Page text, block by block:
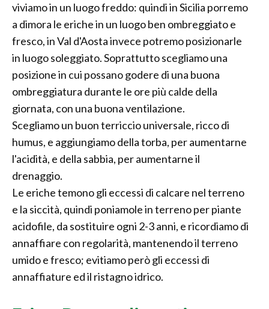
viviamo in un luogo freddo: quindi in Sicilia porremo
a dimora le eriche in un luogo ben ombreggiato e
fresco, in Val d'Aosta invece potremo posizionarle
in luogo soleggiato. Soprattutto scegliamo una
posizione in cui possano godere di una buona
ombreggiatura durante le ore più calde della
giornata, con una buona ventilazione.
Scegliamo un buon terriccio universale, ricco di
humus, e aggiungiamo della torba, per aumentarne
l'acidità, e della sabbia, per aumentarne il
drenaggio.
Le eriche temono gli eccessi di calcare nel terreno
e la siccità, quindi poniamole in terreno per piante
acidofile, da sostituire ogni 2-3 anni, e ricordiamo di
annaffiare con regolarità, mantenendo il terreno
umido e fresco; evitiamo però gli eccessi di
annaffiature ed il ristagno idrico.